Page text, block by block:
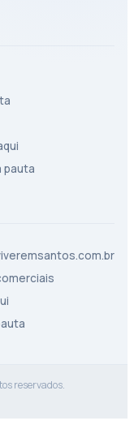
pauta
reservados.